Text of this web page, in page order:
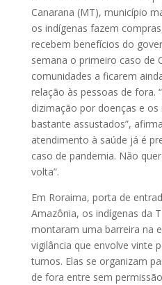
Canarana (MT), município
os indígenas fazem
recebem benefícios do
semana o primeiro caso de
comunidades a ficarem
relação às pessoas de fora.
dizimação por doenças e
bastante assustados”,
atendimento à saúde já é
caso de pandemia. Não
volta”.
Em Roraima, porta de
Amazônia, os indígenas da
montaram uma barreira na
vigilância que envolve vinte
turnos. Elas se organizam
de fora entre sem